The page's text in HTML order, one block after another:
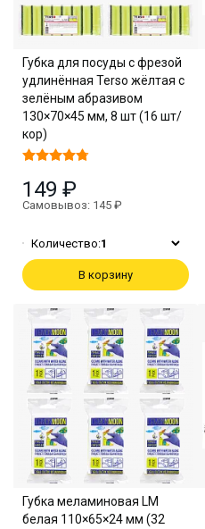
Губка для посуды с фрезой
удлинённая Terso жёлтая с
зелёным абразивом
130×70×45 мм, 8 шт (16 шт/
кор)
149 ₽
Самовывоз: 145 ₽
Количество:1
В корзину
Губка меламиновая LM
белая 110×65×24 мм (32